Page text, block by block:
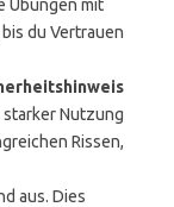
Übungen mit
du Vertrauen
starker Nutzung
Rissen,
aus. Dies